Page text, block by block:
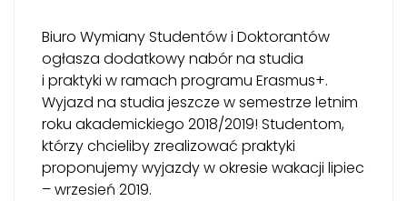
Biuro Wymiany Studentów i Doktorantów
ogłasza dodatkowy nabór na studia
i praktyki w ramach programu Erasmus+.
Wyjazd na studia jeszcze w semestrze letnim
roku akademickiego 2018/2019! Studentom,
którzy chcieliby zrealizować praktyki
proponujemy wyjazdy w okresie wakacji lipiec
– wrzesień 2019.